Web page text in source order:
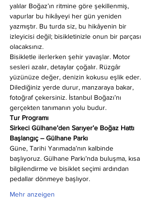
yalılar Boğaz’ın ritmine göre şekillenmiş,
vapurlar bu hikâyeyi her gün yeniden
yazmıştır. Bu turda siz, bu hikâyenin bir
izleyicisi değil; bisikletinizle onun bir parçası
olacaksınız.
Bisikletle ilerlerken şehir yavaşlar. Motor
sesleri azalır, detaylar çoğalır. Rüzgâr
yüzünüze değer, denizin kokusu eşlik eder.
Dilediğiniz yerde durur, manzaraya bakar,
fotoğraf çekersiniz. İstanbul Boğazı’nı
gerçekten tanımanın yolu budur.
Tur Programı
Sirkeci Gülhane’den Sarıyer’e Boğaz Hattı
Başlangıç – Gülhane Parkı
Güne, Tarihi Yarımada’nın kalbinde
başlıyoruz. Gülhane Parkı’nda buluşma, kısa
bilgilendirme ve bisiklet seçimi ardından
pedallar dönmeye başlıyor.
Mehr anzeigen